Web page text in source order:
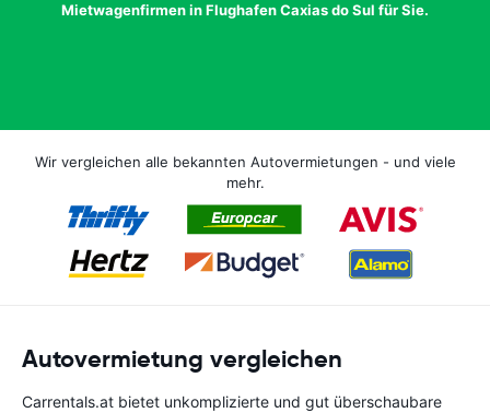
Mietwagenfirmen in Flughafen Caxias do Sul für Sie.
Wir vergleichen alle bekannten Autovermietungen - und viele
mehr.
Autovermietung vergleichen
Carrentals.at bietet unkomplizierte und gut überschaubare